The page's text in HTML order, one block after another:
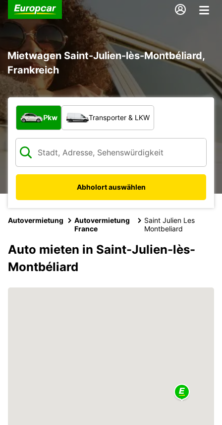
Mietwagen Saint-Julien-lès-Montbéliard,
Frankreich
Welche Art von Fahrzeug?
Pkw Transporter & LKW
Abholort auswählen
Autovermietung
Autovermietung
France
Saint Julien Les
Montbeliard
Auto mieten in Saint-Julien-lès-
Montbéliard